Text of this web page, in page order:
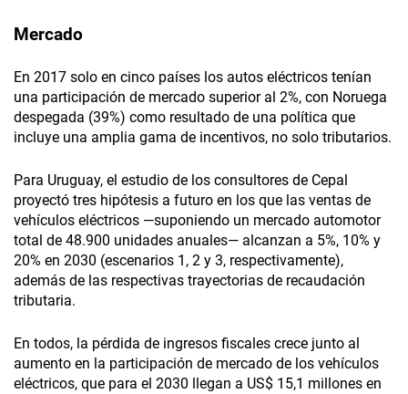
Mercado
En 2017 solo en cinco países los autos eléctricos tenían
una participación de mercado superior al 2%, con Noruega
despegada (39%) como resultado de una política que
incluye una amplia gama de incentivos, no solo tributarios.
Para Uruguay, el estudio de los consultores de Cepal
proyectó tres hipótesis a futuro en los que las ventas de
vehículos eléctricos —suponiendo un mercado automotor
total de 48.900 unidades anuales— alcanzan a 5%, 10% y
20% en 2030 (escenarios 1, 2 y 3, respectivamente),
además de las respectivas trayectorias de recaudación
tributaria.
En todos, la pérdida de ingresos fiscales crece junto al
aumento en la participación de mercado de los vehículos
eléctricos, que para el 2030 llegan a US$ 15,1 millones en